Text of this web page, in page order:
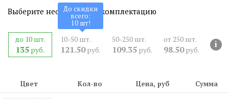
Ширина переносицы:16 мм
Страна происхождения:
Китай
SG-PP23146
СЕРТИФИКАТ: РОСС CN.АМ05.Н15839
Двойная перекладина:Нет
Выберите необходимую комплектацию
до 10 шт.
135 руб.
10-50 шт.
121.50руб.
До скидки
всего:
10шт!
50-250 шт.
109.35руб.
от 250 шт.
98.50руб.
i
Цвет Кол-во Цена, руб Сумма